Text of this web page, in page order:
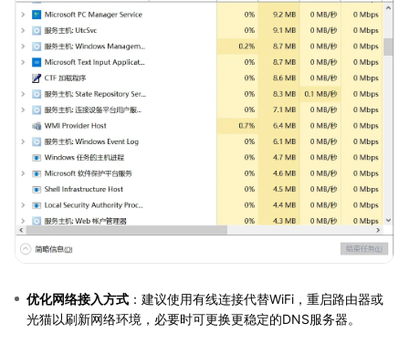
优化网络接入方式 ：建议使用有线连接代替WiFi，重启路由器或
光猫以刷新网络环境，必要时可更换更稳定的DNS服务器。